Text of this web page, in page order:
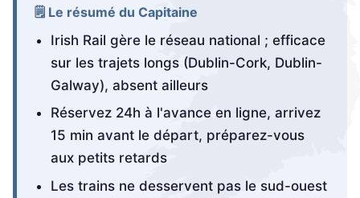
🗒️ Le résumé du Capitaine
Irish Rail gère le réseau national ; efficace
sur les trajets longs (Dublin-Cork, Dublin-
Galway), absent ailleurs
Réservez 24h à l'avance en ligne, arrivez
15 min avant le départ, préparez-vous
aux petits retards
Les trains ne desservent pas le sud-ouest